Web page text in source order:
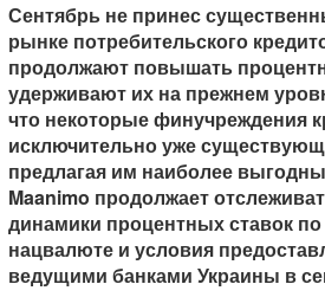
Сентябрь не принес
рынке потребительского
продолжают повышать
удерживают их на прежнем
что некоторые финучреждения
исключительно уже
предлагая им наиболее
Maanimo продолжает
динамики процентных ставок
нацвалюте и условия
ведущими банками Украины в